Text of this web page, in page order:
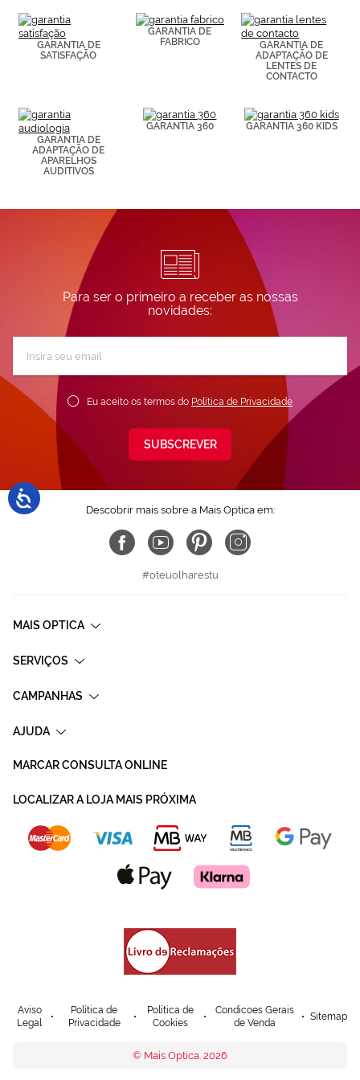
de páginas
visitadas).
Puedes
consultar más
Cookies.
GARANTIA DE
SATISFAÇÃO
GARANTIA DE
FABRICO
GARANTIA DE
ADAPTAÇÃO DE
LENTES DE
CONTACTO
GARANTIA DE
ADAPTAÇÃO DE
APARELHOS
AUDITIVOS
GARANTIA 360 GARANTIA 360 KIDS
Para ser o primeiro a receber as nossas
novidades:
Newsletter:
Eu aceito os termos do Política de Privacidade
SUBSCREVER
Descobrir mais sobre a Mais Optica em:
#oteuolharestu
MAIS OPTICA
SERVIÇOS
CAMPANHAS
AJUDA
MARCAR CONSULTA ONLINE
LOCALIZAR A LOJA MAIS PRÓXIMA
Aviso
Legal
Política de
Privacidade
Política de
Cookies
Condicoes Gerais
de Venda
Sitemap
© Mais Optica. 2026